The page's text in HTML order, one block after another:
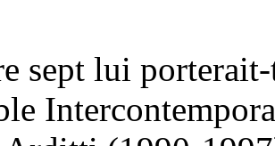
sept lui